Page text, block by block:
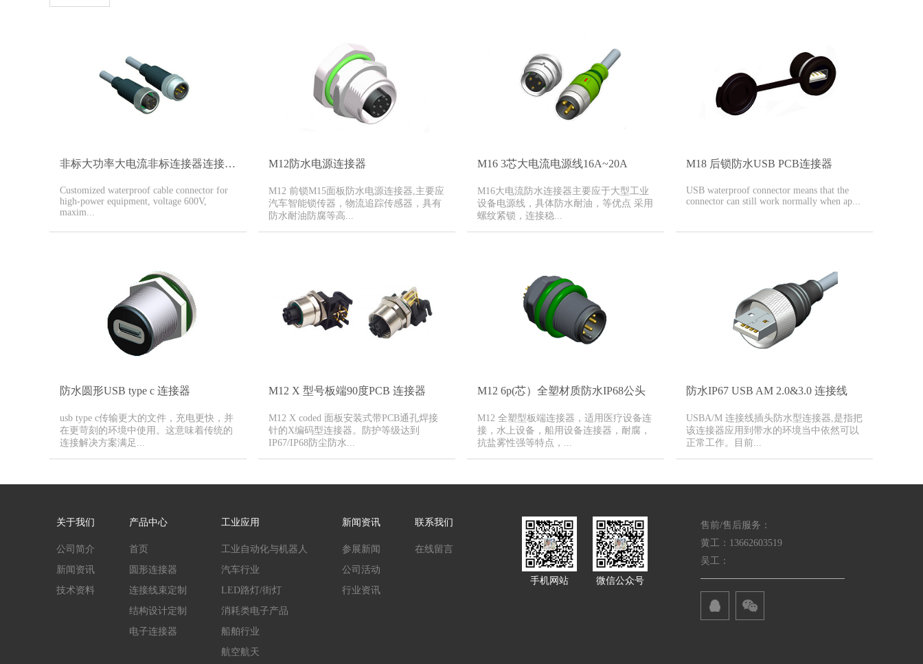
非标大功率大电流非标连接器连接线缆
Customized waterproof cable connector for
high-power equipment, voltage 600V,
maxim...
M12防水电源连接器
M12 前锁M15面板防水电源连接器,主要应
汽车智能锁传器，物流追踪传感器，具有
防水耐油防腐等高...
M16 3芯大电流电源线16A~20A
M16大电流防水连接器主要应于大型工业
设备电源线，具体防水耐油，等优点 采用
螺纹紧锁，连接稳...
M18 后锁防水USB PCB连接器
USB waterproof connector means that the
connector can still work normally when ap...
防水圆形USB type c 连接器
usb type c传输更大的文件，充电更快，并
在更苛刻的环境中使用。这意味着传统的
连接解决方案满足...
M12 X 型号板端90度PCB 连接器
M12 X coded 面板安装式带PCB通孔焊接
针的X编码型连接器。防护等级达到
IP67/IP68防尘防水...
M12 6p(芯）全塑材质防水IP68公头
M12 全塑型板端连接器，适用医疗设备连
接，水上设备，船用设备连接器，耐腐，
抗盐雾性强等特点，...
防水IP67 USB AM 2.0&3.0 连接线
USBA/M 连接线插头防水型连接器,是指把
该连接器应用到带水的环境当中依然可以
正常工作。目前...
关于我们
公司简介
新闻资讯
技术资料
产品中心
首页
圆形连接器
连接线束定制
结构设计定制
电子连接器
工业应用
工业自动化与机器人
汽车行业
LED路灯/街灯
消耗类电子产品
船舶行业
航空航天
新闻资讯
参展新闻
公司活动
行业资讯
联系我们
在线留言
手机网站 微信公众号
售前/售后服务：
黄工：13662603519
吴工：